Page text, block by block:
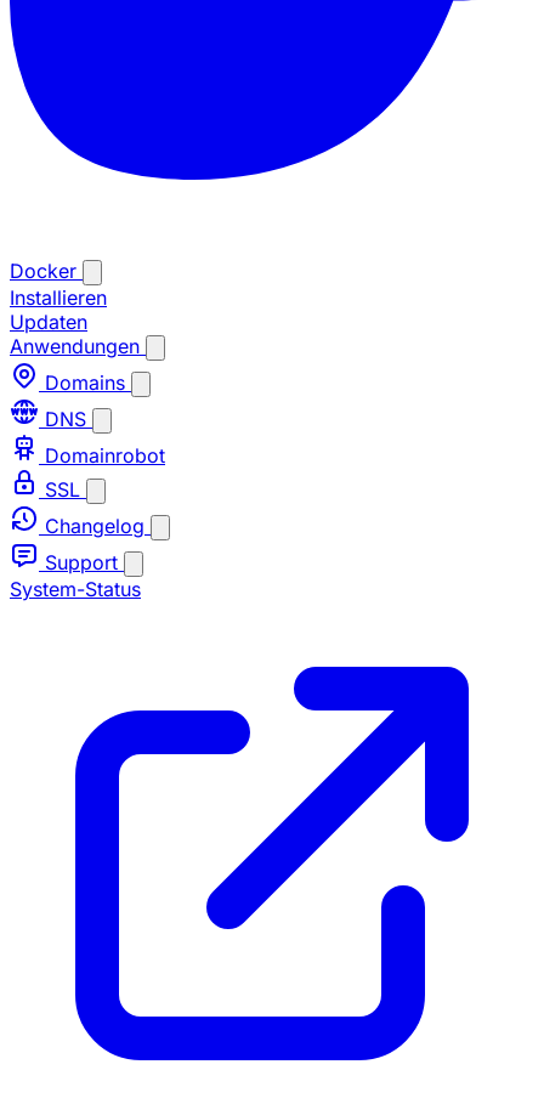
Docker
Installieren
Updaten
Anwendungen
Domains
DNS
Domainrobot
SSL
Changelog
Support
System-Status